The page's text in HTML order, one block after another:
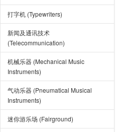
打字机 (Typewriters)
新闻及通讯技术
(Telecommunication)
机械乐器 (Mechanical Music
Instruments)
气动乐器 (Pneumatical Musical
Instruments)
迷你游乐场 (Fairground)